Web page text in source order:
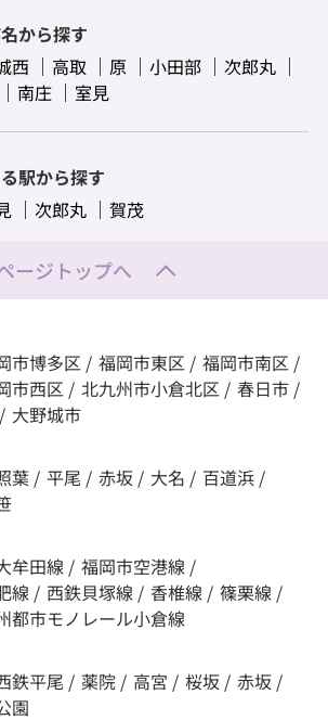
から探す
西 高取 原 小田部
次郎丸
南庄 室見
駅から探す
次郎丸 賀茂
ージトップへ
市博多区 / 福岡市東区 / 福岡市南区 /
市西区 / 北九州市小倉北区 / 春日市 /
/ 大野城市
葉 / 平尾 / 赤坂 / 大名 / 百道浜 /
牟田線 / 福岡市空港線 /
線 / 西鉄貝塚線 / 香椎線 / 篠栗線 /
都市モノレール小倉線
鉄平尾 / 薬院 / 高宮 / 桜坂 / 赤坂 /
園